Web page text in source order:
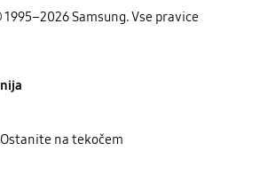
Samsung. Vse pravice
Ostanite na tekočem